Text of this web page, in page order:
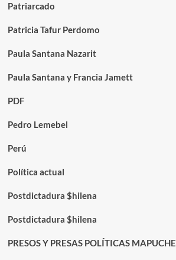
Patriarcado
Patricia Tafur Perdomo
Paula Santana Nazarit
Paula Santana y Francia Jamett
PDF
Pedro Lemebel
Perú
Política actual
Postdictadura $hilena
Postdictadura $hilena
PRESOS Y PRESAS POLÍTICAS MAPUCHE